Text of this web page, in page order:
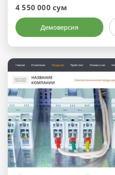
4 550 000 сум
Демоверсия